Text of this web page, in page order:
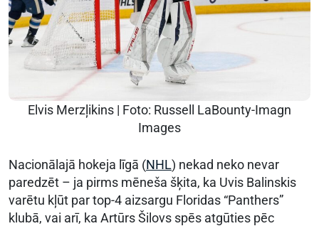
Elvis Merzļikins | Foto: Russell LaBounty-Imagn
Images
Nacionālajā hokeja līgā (NHL) nekad neko nevar
paredzēt – ja pirms mēneša šķita, ka Uvis Balinskis
varētu kļūt par top-4 aizsargu Floridas “Panthers”
klubā, vai arī, ka Artūrs Šilovs spēs atgūties pēc